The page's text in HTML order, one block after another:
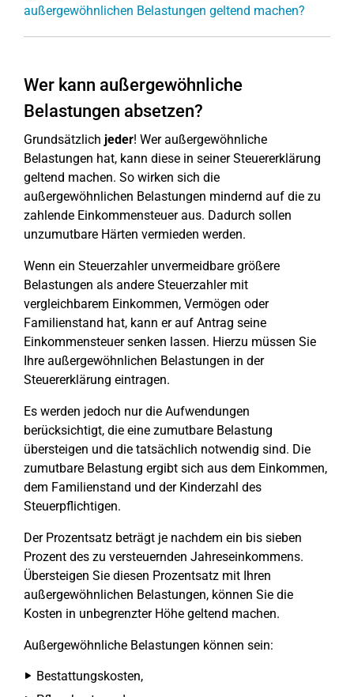
außergewöhnlichen Belastungen geltend machen?
Wer kann außergewöhnliche
Belastungen absetzen?
Grundsätzlich jeder! Wer außergewöhnliche
Belastungen hat, kann diese in seiner Steuererklärung
geltend machen. So wirken sich die
außergewöhnlichen Belastungen mindernd auf die zu
zahlende Einkommensteuer aus. Dadurch sollen
unzumutbare Härten vermieden werden.
Wenn ein Steuerzahler unvermeidbare größere
Belastungen als andere Steuerzahler mit
vergleichbarem Einkommen, Vermögen oder
Familienstand hat, kann er auf Antrag seine
Einkommensteuer senken lassen. Hierzu müssen Sie
Ihre außergewöhnlichen Belastungen in der
Steuererklärung eintragen.
Es werden jedoch nur die Aufwendungen
berücksichtigt, die eine zumutbare Belastung
übersteigen und die tatsächlich notwendig sind. Die
zumutbare Belastung ergibt sich aus dem Einkommen,
dem Familienstand und der Kinderzahl des
Steuerpflichtigen.
Der Prozentsatz beträgt je nachdem ein bis sieben
Prozent des zu versteuernden Jahreseinkommens.
Übersteigen Sie diesen Prozentsatz mit Ihren
außergewöhnlichen Belastungen, können Sie die
Kosten in unbegrenzter Höhe geltend machen.
Außergewöhnliche Belastungen können sein:
Bestattungskosten,